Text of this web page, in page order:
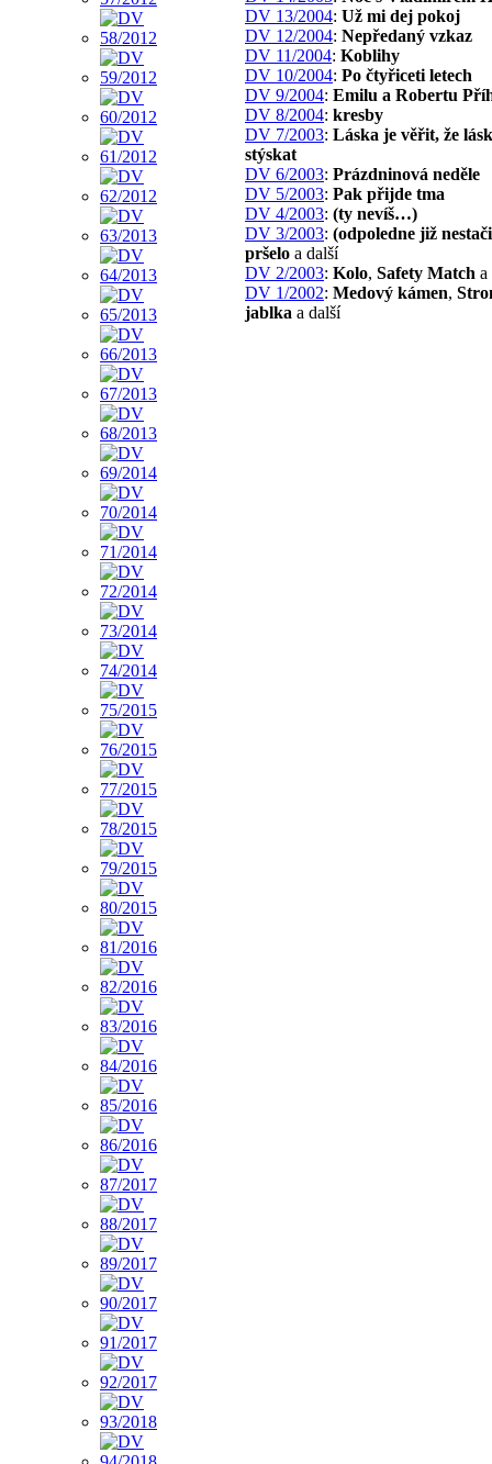
DV 13/2004: Už mi dej pokoj
DV 12/2004: Nepředaný vzkaz
DV 11/2004: Koblihy
DV 10/2004: Po čtyřiceti letech
DV 9/2004: Emilu a Robertu
DV 8/2004: kresby
DV 7/2003: Láska je věřit, že
stýskat
DV 6/2003: Prázdninová neděle
DV 5/2003: Pak přijde tma
DV 4/2003: (ty nevíš…)
DV 3/2003: (odpoledne již
pršelo a další
DV 2/2003: Kolo, Safety Match a
DV 1/2002: Medový kámen,
jablka a další